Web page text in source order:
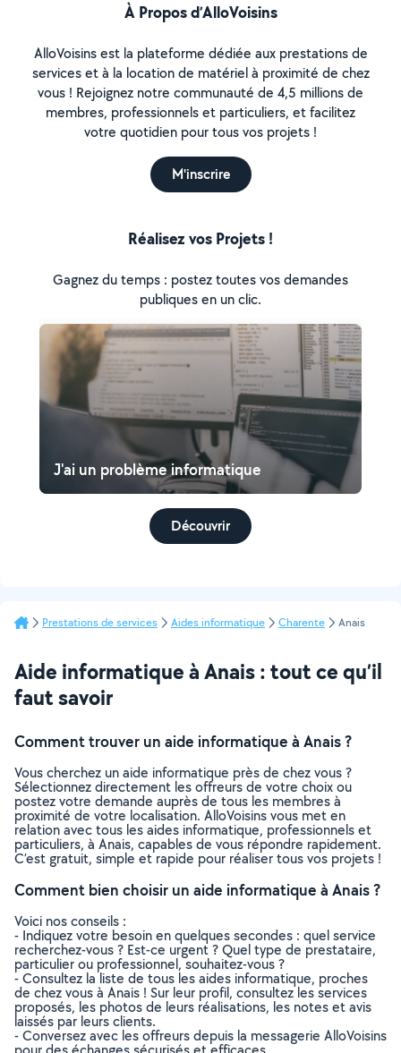
À Propos d’AlloVoisins
AlloVoisins est la plateforme dédiée aux prestations de
services et à la location de matériel à proximité de chez
vous ! Rejoignez notre communauté de 4,5 millions de
membres, professionnels et particuliers, et facilitez
votre quotidien pour tous vos projets !
M'inscrire
Réalisez vos Projets !
Gagnez du temps : postez toutes vos demandes
publiques en un clic.
J'ai un problème informatique
Découvrir
Prestations de services Aides informatique Charente Anais
Aide informatique à Anais : tout ce qu’il
faut savoir
Comment trouver un aide informatique à Anais ?
Vous cherchez un aide informatique près de chez vous ?
Sélectionnez directement les offreurs de votre choix ou
postez votre demande auprès de tous les membres à
proximité de votre localisation. AlloVoisins vous met en
relation avec tous les aides informatique, professionnels et
particuliers, à Anais, capables de vous répondre rapidement.
C’est gratuit, simple et rapide pour réaliser tous vos projets !
Comment bien choisir un aide informatique à Anais ?
Voici nos conseils :
- Indiquez votre besoin en quelques secondes : quel service
recherchez-vous ? Est-ce urgent ? Quel type de prestataire,
particulier ou professionnel, souhaitez-vous ?
- Consultez la liste de tous les aides informatique, proches
de chez vous à Anais ! Sur leur profil, consultez les services
proposés, les photos de leurs réalisations, les notes et avis
laissés par leurs clients.
- Conversez avec les offreurs depuis la messagerie AlloVoisins